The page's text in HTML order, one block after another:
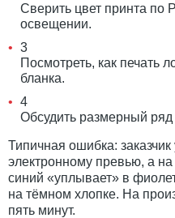
Сверить цвет принта по
освещении.
3
Посмотреть, как печать
бланка.
4
Обсудить размерный
Типичная ошибка:
электронному превью, а
синий «уплывает» в
на тёмном хлопке. На
пять минут.